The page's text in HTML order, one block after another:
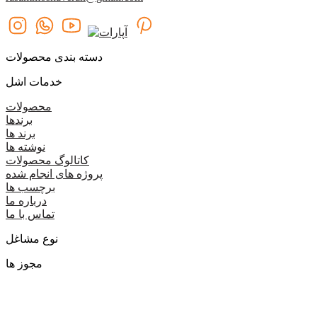
دسته بندی محصولات
خدمات اشل
محصولات
برندها
برند ها
نوشته ها
کاتالوگ محصولات
پروژه های انجام شده
برچسب ها
درباره ما
تماس با ما
نوع مشاغل
مجوز ها